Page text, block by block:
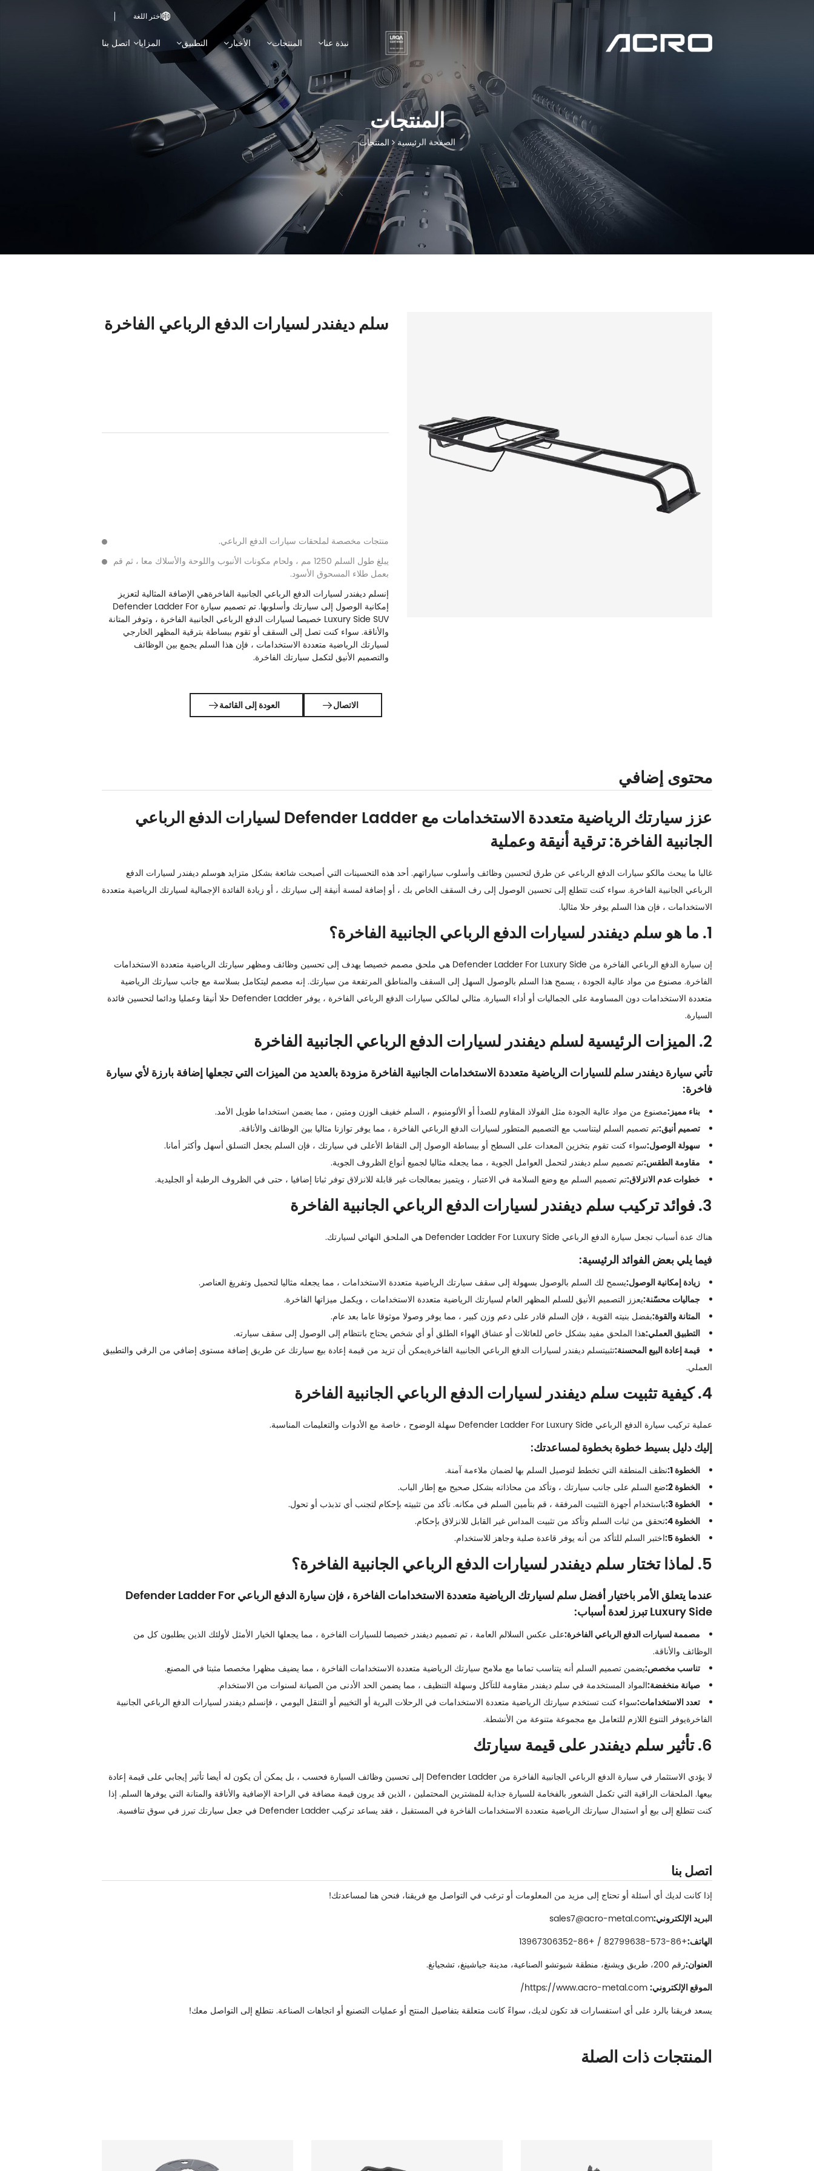
اختر اللغة
نبذة عنا المنتجات الأخبار التطبيق المزايا اتصل بنا
المنتجات
الصفحة الرئيسية المنتجات
سلم ديفندر لسيارات الدفع الرباعي الفاخرة
منتجات مخصصة لملحقات سيارات الدفع الرباعي.
يبلغ طول السلم 1250 مم ، ولحام مكونات الأنبوب واللوحة والأسلاك معا ، ثم قم
بعمل طلاء المسحوق الأسود.
إنسلم ديفندر لسيارات الدفع الرباعي الجانبية الفاخرةهي الإضافة المثالية لتعزيز
إمكانية الوصول إلى سيارتك وأسلوبها. تم تصميم سيارة Defender Ladder For
Luxury Side SUV خصيصا لسيارات الدفع الرباعي الجانبية الفاخرة ، وتوفر المتانة
والأناقة. سواء كنت تصل إلى السقف أو تقوم ببساطة بترقية المظهر الخارجي
لسيارتك الرياضية متعددة الاستخدامات ، فإن هذا السلم يجمع بين الوظائف
والتصميم الأنيق لتكمل سيارتك الفاخرة.
الاتصال العودة إلى القائمة
محتوى إضافي
عزز سيارتك الرياضية متعددة الاستخدامات مع Defender Ladder لسيارات الدفع الرباعي
الجانبية الفاخرة: ترقية أنيقة وعملية
غالبا ما يبحث مالكو سيارات الدفع الرباعي عن طرق لتحسين وظائف وأسلوب سياراتهم. أحد هذه التحسينات التي أصبحت شائعة بشكل متزايد هوسلم ديفندر لسيارات الدفع
الرباعي الجانبية الفاخرة. سواء كنت تتطلع إلى تحسين الوصول إلى رف السقف الخاص بك ، أو إضافة لمسة أنيقة إلى سيارتك ، أو زيادة الفائدة الإجمالية لسيارتك الرياضية متعددة
الاستخدامات ، فإن هذا السلم يوفر حلا مثاليا.
1. ما هو سلم ديفندر لسيارات الدفع الرباعي الجانبية الفاخرة؟
إن سيارة الدفع الرباعي الفاخرة من Defender Ladder For Luxury Side هي ملحق مصمم خصيصا يهدف إلى تحسين وظائف ومظهر سيارتك الرياضية متعددة الاستخدامات
الفاخرة. مصنوع من مواد عالية الجودة ، يسمح هذا السلم بالوصول السهل إلى السقف والمناطق المرتفعة من سيارتك. إنه مصمم ليتكامل بسلاسة مع جانب سيارتك الرياضية
متعددة الاستخدامات دون المساومة على الجماليات أو أداء السيارة. مثالي لمالكي سيارات الدفع الرباعي الفاخرة ، يوفر Defender Ladder حلا أنيقا وعمليا ودائما لتحسين فائدة
السيارة.
2. الميزات الرئيسية لسلم ديفندر لسيارات الدفع الرباعي الجانبية الفاخرة
تأتي سيارة ديفندر سلم للسيارات الرياضية متعددة الاستخدامات الجانبية الفاخرة مزودة بالعديد من الميزات التي تجعلها إضافة بارزة لأي سيارة
فاخرة:
بناء مميز:مصنوع من مواد عالية الجودة مثل الفولاذ المقاوم للصدأ أو الألومنيوم ، السلم خفيف الوزن ومتين ، مما يضمن استخداما طويل الأمد.
تصميم أنيق:تم تصميم السلم ليتناسب مع التصميم المتطور لسيارات الدفع الرباعي الفاخرة ، مما يوفر توازنا مثاليا بين الوظائف والأناقة.
سهولة الوصول:سواء كنت تقوم بتخزين المعدات على السطح أو ببساطة الوصول إلى النقاط الأعلى في سيارتك ، فإن السلم يجعل التسلق أسهل وأكثر أمانا.
مقاومة الطقس:تم تصميم سلم ديفندر لتحمل العوامل الجوية ، مما يجعله مثاليا لجميع أنواع الظروف الجوية.
خطوات عدم الانزلاق:تم تصميم السلم مع وضع السلامة في الاعتبار ، ويتميز بمعالجات غير قابلة للانزلاق توفر ثباتا إضافيا ، حتى في الظروف الرطبة أو الجليدية.
3. فوائد تركيب سلم ديفندر لسيارات الدفع الرباعي الجانبية الفاخرة
هناك عدة أسباب تجعل سيارة الدفع الرباعي Defender Ladder For Luxury Side هي الملحق النهائي لسيارتك.
فيما يلي بعض الفوائد الرئيسية:
زيادة إمكانية الوصول:يسمح لك السلم بالوصول بسهولة إلى سقف سيارتك الرياضية متعددة الاستخدامات ، مما يجعله مثاليا لتحميل وتفريغ العناصر.
جماليات محسّنة:يعزز التصميم الأنيق للسلم المظهر العام لسيارتك الرياضية متعددة الاستخدامات ، ويكمل ميزاتها الفاخرة.
المتانة والقوة:بفضل بنيته القوية ، فإن السلم قادر على دعم وزن كبير ، مما يوفر وصولا موثوقا عاما بعد عام.
التطبيق العملي:هذا الملحق مفيد بشكل خاص للعائلات أو عشاق الهواء الطلق أو أي شخص يحتاج بانتظام إلى الوصول إلى سقف سيارته.
قيمة إعادة البيع المحسنة:تثبيتسلم ديفندر لسيارات الدفع الرباعي الجانبية الفاخرةيمكن أن تزيد من قيمة إعادة بيع سيارتك عن طريق إضافة مستوى إضافي من الرقي والتطبيق
العملي.
4. كيفية تثبيت سلم ديفندر لسيارات الدفع الرباعي الجانبية الفاخرة
عملية تركيب سيارة الدفع الرباعي Defender Ladder For Luxury Side سهلة الوضوح ، خاصة مع الأدوات والتعليمات المناسبة.
إليك دليل بسيط خطوة بخطوة لمساعدتك:
الخطوة 1:
نظف المنطقة التي تخطط لتوصيل السلم بها لضمان ملاءمة آمنة.
الخطوة 2:
ضع السلم على جانب سيارتك ، وتأكد من محاذاته بشكل صحيح مع إطار الباب.
الخطوة 3:
باستخدام أجهزة التثبيت المرفقة ، قم بتأمين السلم في مكانه. تأكد من تثبيته بإحكام لتجنب أي تذبذب أو تحول.
الخطوة 4:
تحقق من ثبات السلم وتأكد من تثبيت المداس غير القابل للانزلاق بإحكام.
الخطوة 5:
اختبر السلم للتأكد من أنه يوفر قاعدة صلبة وجاهز للاستخدام.
5. لماذا تختار سلم ديفندر لسيارات الدفع الرباعي الجانبية الفاخرة؟
عندما يتعلق الأمر باختيار أفضل سلم لسيارتك الرياضية متعددة الاستخدامات الفاخرة ، فإن سيارة الدفع الرباعي Defender Ladder For
Luxury Side تبرز لعدة أسباب:
مصممة لسيارات الدفع الرباعي الفاخرة:على عكس السلالم العامة ، تم تصميم ديفندر خصيصا للسيارات الفاخرة ، مما يجعلها الخيار الأمثل لأولئك الذين يطلبون كل من
الوظائف والأناقة.
تناسب مخصص:يضمن تصميم السلم أنه يتناسب تماما مع ملامح سيارتك الرياضية متعددة الاستخدامات الفاخرة ، مما يضيف مظهرا مخصصا مثبتا في المصنع.
صيانة منخفضة:المواد المستخدمة في سلم ديفندر مقاومة للتآكل وسهلة التنظيف ، مما يضمن الحد الأدنى من الصيانة لسنوات من الاستخدام.
تعدد الاستخدامات:سواء كنت تستخدم سيارتك الرياضية متعددة الاستخدامات في الرحلات البرية أو التخييم أو التنقل اليومي ، فإنسلم ديفندر لسيارات الدفع الرباعي الجانبية
الفاخرةيوفر التنوع اللازم للتعامل مع مجموعة متنوعة من الأنشطة.
6. تأثير سلم ديفندر على قيمة سيارتك
لا يؤدي الاستثمار في سيارة الدفع الرباعي الجانبية الفاخرة من Defender Ladder إلى تحسين وظائف السيارة فحسب ، بل يمكن أن يكون له أيضا تأثير إيجابي على قيمة إعادة
بيعها. الملحقات الراقية التي تكمل الشعور بالفخامة للسيارة جذابة للمشترين المحتملين ، الذين قد يرون قيمة مضافة في الراحة الإضافية والأناقة والمتانة التي يوفرها السلم. إذا
كنت تتطلع إلى بيع أو استبدال سيارتك الرياضية متعددة الاستخدامات الفاخرة في المستقبل ، فقد يساعد تركيب Defender Ladder في جعل سيارتك تبرز في سوق تنافسية.
اتصل بنا
إذا كانت لديك أي أسئلة أو تحتاج إلى مزيد من المعلومات أو ترغب في التواصل مع فريقنا، فنحن هنا لمساعدتك!
البريد الإلكتروني:sales7@acro-metal.com
الهاتف:+86-573-82799638 / +86-13967306352
العنوان:رقم 200، طريق ويشنغ، منطقة شيوتشو الصناعية، مدينة جياشينغ، تشجيانغ.
الموقع الإلكتروني: https://www.acro-metal.com/
يسعد فريقنا بالرد على أي استفسارات قد تكون لديك، سواءً كانت متعلقة بتفاصيل المنتج أو عمليات التصنيع أو اتجاهات الصناعة. نتطلع إلى التواصل معك!
المنتجات ذات الصلة